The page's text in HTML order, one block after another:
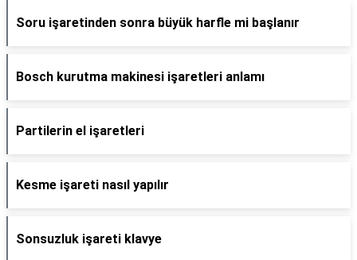
Soru işaretinden sonra büyük harfle mi başlanır
Bosch kurutma makinesi işaretleri anlamı
Partilerin el işaretleri
Kesme işareti nasıl yapılır
Sonsuzluk işareti klavye